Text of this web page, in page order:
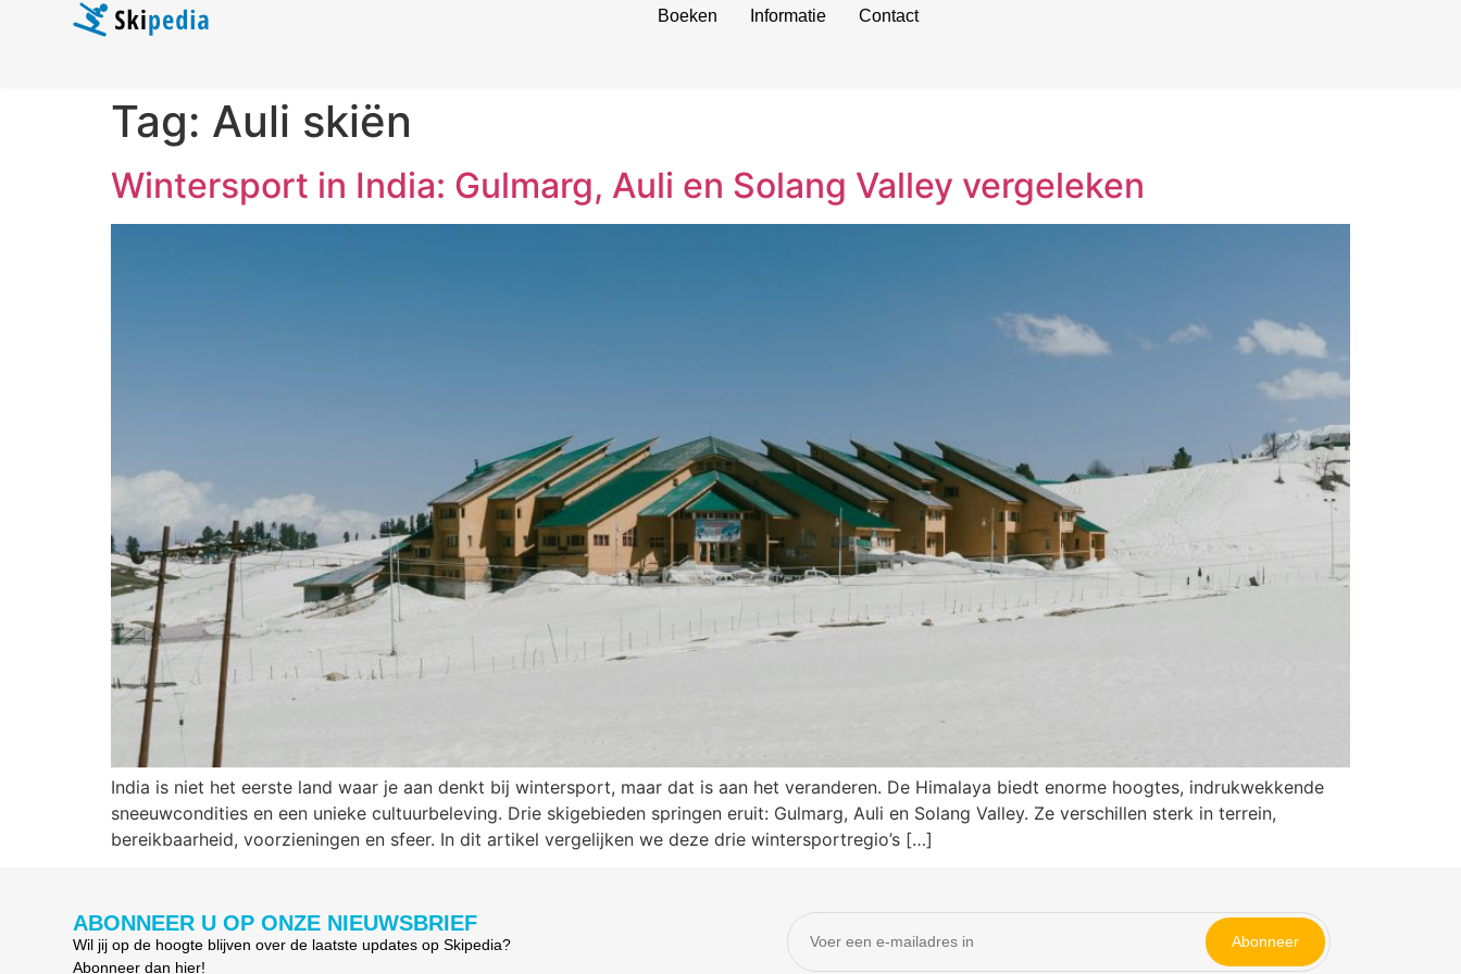
Boeken Informatie Contact
Tag: Auli skiën
Wintersport in India: Gulmarg, Auli en Solang Valley vergeleken
India is niet het eerste land waar je aan denkt bij wintersport, maar dat is aan het veranderen. De Himalaya biedt enorme hoogtes, indrukwekkende
sneeuwcondities en een unieke cultuurbeleving. Drie skigebieden springen eruit: Gulmarg, Auli en Solang Valley. Ze verschillen sterk in terrein,
bereikbaarheid, voorzieningen en sfeer. In dit artikel vergelijken we deze drie wintersportregio’s […]
ABONNEER U OP ONZE NIEUWSBRIEF
Wil jij op de hoogte blijven over de laatste updates op Skipedia?
Abonneer dan hier!
Abonneer